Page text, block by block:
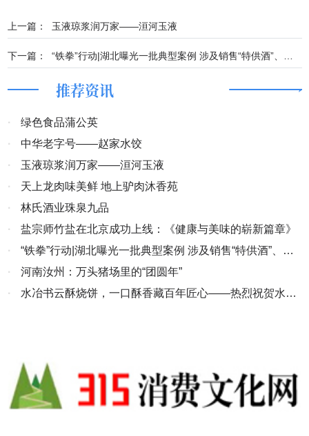
推荐资讯
·
绿色食品蒲公英
·
中华老字号——赵家水饺
·
玉液琼浆润万家——洹河玉液
·
天上龙肉味美鲜 地上驴肉沐香苑
·
林氏酒业珠泉九品
·
盐宗师竹盐在北京成功上线：《健康与美味的崭新篇章》
·
“铁拳”行动|湖北曝光一批典型案例 涉及销售“特供酒”、侵
权假冒产品等
·
河南汝州：万头猪场里的“团圆年”
·
水冶书云酥烧饼，一口酥香藏百年匠心——热烈祝贺水冶
上一篇： 玉液琼浆润万家——洹河玉液
下一篇：